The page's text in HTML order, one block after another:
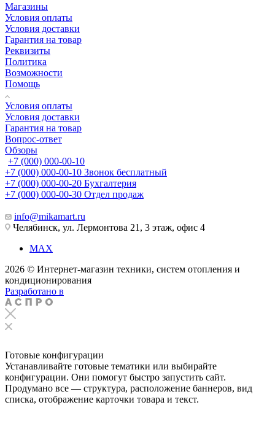
Магазины
Условия оплаты
Условия доставки
Гарантия на товар
Реквизиты
Политика
Возможности
Помощь
Условия оплаты
Условия доставки
Гарантия на товар
Вопрос-ответ
Обзоры
+7 (000) 000-00-10
+7 (000) 000-00-10 Звонок бесплатный
+7 (000) 000-00-20 Бухгалтерия
+7 (000) 000-00-30 Отдел продаж
info@mikamart.ru
Челябинск, ул. Лермонтова 21, 3 этаж, офис 4
MAX
2026 © Интернет-магазин техники, систем отопления и
кондиционирования
Разработано в
Готовые конфигурации
Устанавливайте готовые тематики или выбирайте
конфигурации. Они помогут быстро запустить сайт.
Продумано все — структура, расположение баннеров, вид
списка, отображение карточки товара и текст.